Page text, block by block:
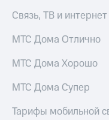
Реквизиты
развитие
На главную
Связь, ТВ и интернет
МТС Дома Отлично
МТС Дома Хорошо
МТС Дома Супер
Тарифы мобильной